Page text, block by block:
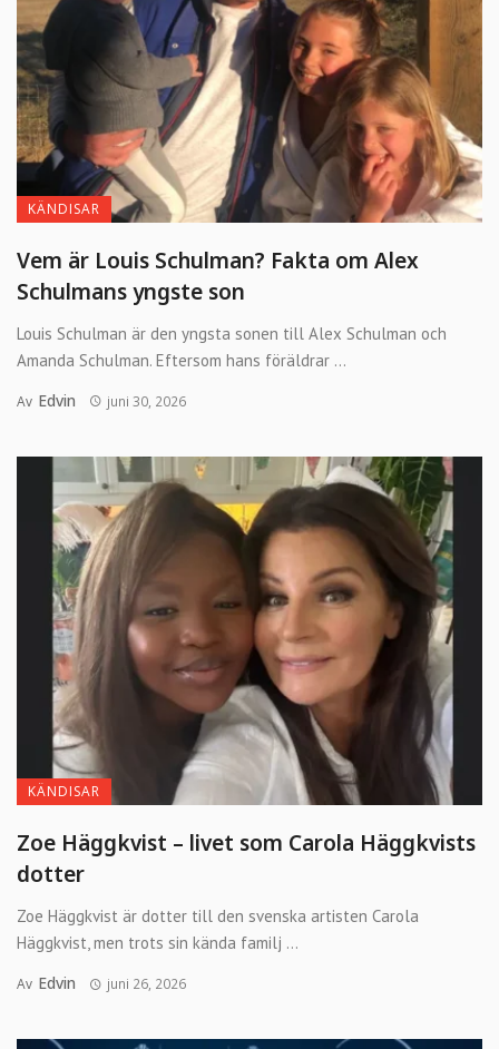
KÄNDISAR
Vem är Louis Schulman? Fakta om Alex
Schulmans yngste son
Louis Schulman är den yngsta sonen till Alex Schulman och
Amanda Schulman. Eftersom hans föräldrar ...
Av Edvin juni 30, 2026
KÄNDISAR
Zoe Häggkvist – livet som Carola Häggkvists
dotter
Zoe Häggkvist är dotter till den svenska artisten Carola
Häggkvist, men trots sin kända familj ...
Av Edvin juni 26, 2026